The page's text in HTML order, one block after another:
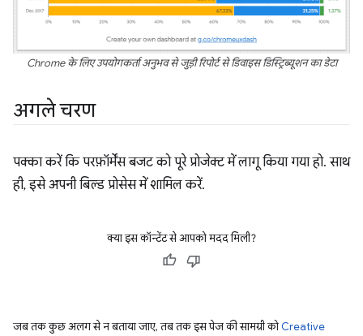
Chrome के लिए उपयोगकर्ता अनुभव से जुड़ी रिपोर्ट से डिवाइस डिस्ट्रिब्यूशन का डेटा
अगले चरण
पक्का करें कि परफ़ॉर्मेंस बजट को पूरे प्रोजेक्ट में लागू किया गया हो. साथ
ही, इसे अपनी बिल्ड प्रोसेस में शामिल करें.
क्या इस कॉन्टेंट से आपको मदद मिली?
जब तक कुछ अलग से न बताया जाए, तब तक इस पेज की सामग्री कोCreative